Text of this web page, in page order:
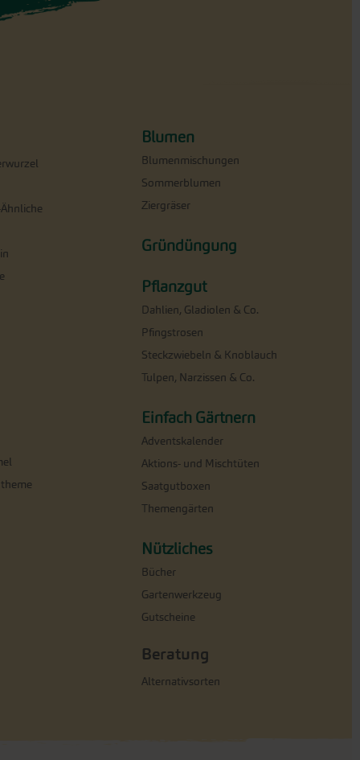
Blumen
Blumenmischungen
Sommerblumen
Ziergräser
Gründüngung
Pflanzgut
Dahlien, Gladiolen & Co.
Pfingstrosen
Steckzwiebeln & Knoblauch
Tulpen, Narzissen & Co.
Einfach Gärtnern
Adventskalender
Aktions- und Mischtüten
Saatgutboxen
Themengärten
Nützliches
Bücher
Gartenwerkzeug
Gutscheine
Beratung
Alternativsorten